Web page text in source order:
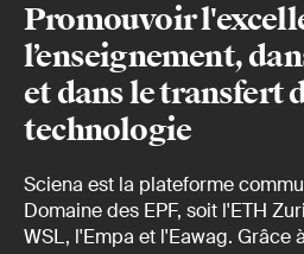
Promouvoir
l’enseignement,
et dans le transfert
technologie
Sciena est la plateforme
Domaine des EPF, soit l'ETH
WSL, l'Empa et l'Eawag. Grâce